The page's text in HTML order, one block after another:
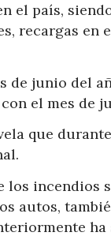
el país,
recargas en
de junio del
el mes de
que
los incendios
autos,